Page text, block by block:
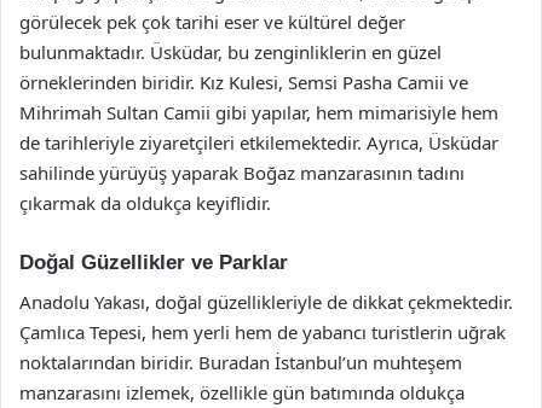
görülecek pek çok tarihi eser ve kültürel değer
bulunmaktadır. Üsküdar, bu zenginliklerin en güzel
örneklerinden biridir. Kız Kulesi, Semsi Pasha Camii ve
Mihrimah Sultan Camii gibi yapılar, hem mimarisiyle hem
de tarihleriyle ziyaretçileri etkilemektedir. Ayrıca, Üsküdar
sahilinde yürüyüş yaparak Boğaz manzarasının tadını
çıkarmak da oldukça keyiflidir.
Doğal Güzellikler ve Parklar
Anadolu Yakası, doğal güzellikleriyle de dikkat çekmektedir.
Çamlıca Tepesi, hem yerli hem de yabancı turistlerin uğrak
noktalarından biridir. Buradan İstanbul’un muhteşem
manzarasını izlemek, özellikle gün batımında oldukça